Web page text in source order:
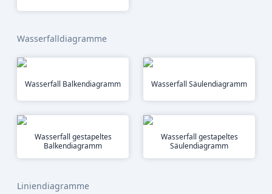
Wasserfalldiagramme
Wasserfall Balkendiagramm Wasserfall Säulendiagramm
Wasserfall gestapeltes
Balkendiagramm
Wasserfall gestapeltes
Säulendiagramm
Liniendiagramme